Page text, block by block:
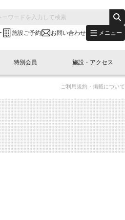
施設ご予約 お問い合わせ メニュー
別会員開催
展・参加
"LINK-BioBAY TOKYO"？
(News Letter)
コラム
ュース・事業紹介
ベント
LINK-J WEST
容
本橋エリアについて
特別会員
し込み
施設・アクセス
予約
ご利用規約・掲載について